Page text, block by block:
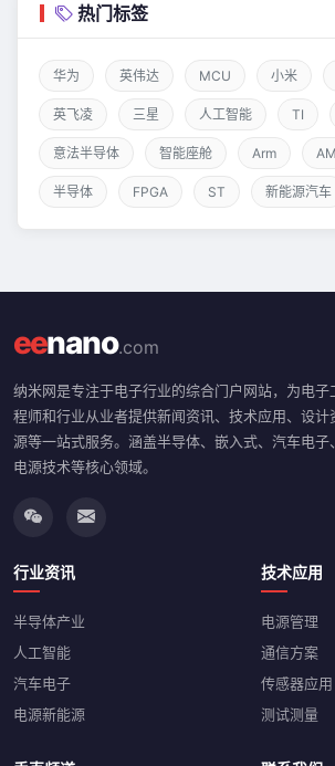
热门标签
华为 英伟达 MCU 小米
英飞凌 三星 人工智能 TI
意法半导体 智能座舱 Arm
半导体 FPGA ST 新能源汽车
eenano.com
纳米网是专注于电子行业的综合门户网站，为电子
程师和行业从业者提供新闻资讯、技术应用、设计
源等一站式服务。涵盖半导体、嵌入式、汽车电子、
电源技术等核心领域。
行业资讯
半导体产业
人工智能
汽车电子
电源新能源
技术应用
电源管理
通信方案
传感器应用
测试测量